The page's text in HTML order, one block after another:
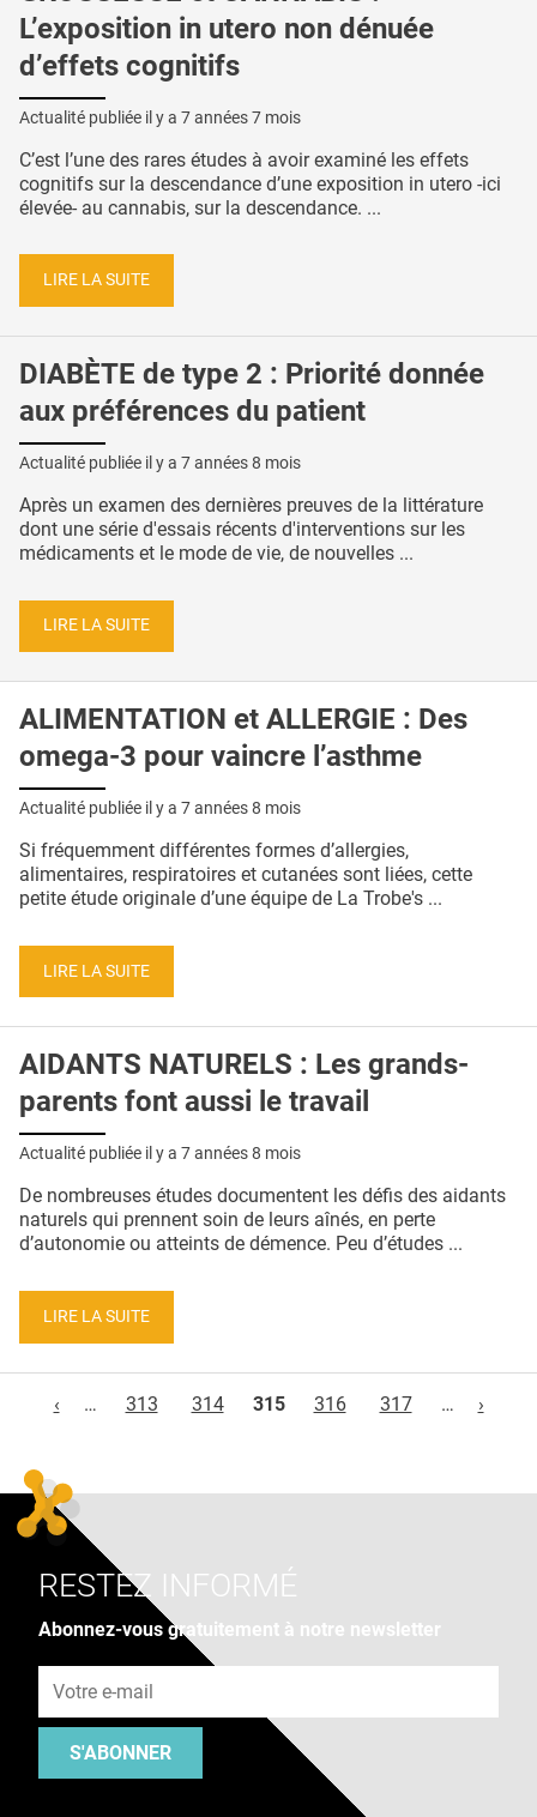
L’exposition in utero non dénuée
d’effets cognitifs
Actualité publiée il y a 7 années 7 mois
C’est l’une des rares études à avoir examiné les effets
cognitifs sur la descendance d’une exposition in utero -ici
élevée- au cannabis, sur la descendance. ...
LIRE LA SUITE
DIABÈTE de type 2 : Priorité donnée
aux préférences du patient
Actualité publiée il y a 7 années 8 mois
Après un examen des dernières preuves de la littérature
dont une série d'essais récents d'interventions sur les
médicaments et le mode de vie, de nouvelles ...
LIRE LA SUITE
ALIMENTATION et ALLERGIE : Des
omega-3 pour vaincre l’asthme
Actualité publiée il y a 7 années 8 mois
Si fréquemment différentes formes d’allergies,
alimentaires, respiratoires et cutanées sont liées, cette
petite étude originale d’une équipe de La Trobe's ...
LIRE LA SUITE
AIDANTS NATURELS : Les grands-
parents font aussi le travail
Actualité publiée il y a 7 années 8 mois
De nombreuses études documentent les défis des aidants
naturels qui prennent soin de leurs aînés, en perte
d’autonomie ou atteints de démence. Peu d’études ...
LIRE LA SUITE
‹
… 313 314 315 316 317 … ›
RESTEZ INFORMÉ
Abonnez-vous gratuitement à notre newsletter
S'ABONNER